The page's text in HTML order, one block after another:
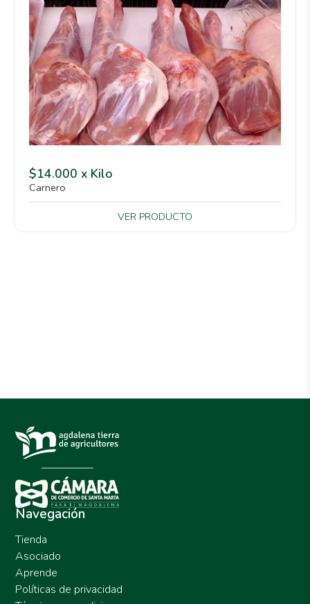
$14.000 x Kilo
Carnero
VER PRODUCTO
Navegación
Tienda
Asociado
Aprende
Políticas de privacidad